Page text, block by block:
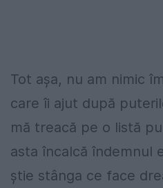
Tot așa, nu am nimic
care îi ajut după
mă treacă pe o listă
asta încalcă îndemnul
știe stânga ce face